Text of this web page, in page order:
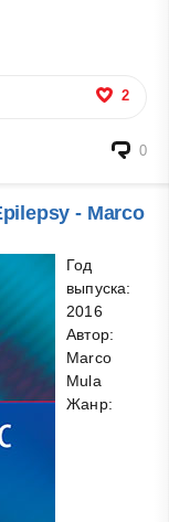
2
0
- Marco
Год
выпуска:
2016
Автор:
Marco
Mula
Жанр: